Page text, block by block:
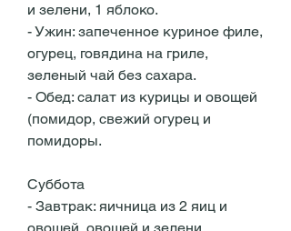
и зелени, 1 яблоко.
- Ужин: запеченное куриное филе,
огурец, говядина на гриле,
зеленый чай без сахара.
- Обед: салат из курицы и овощей
(помидор, свежий огурец и
помидоры.
Суббота
- Завтрак: яичница из 2 яиц и